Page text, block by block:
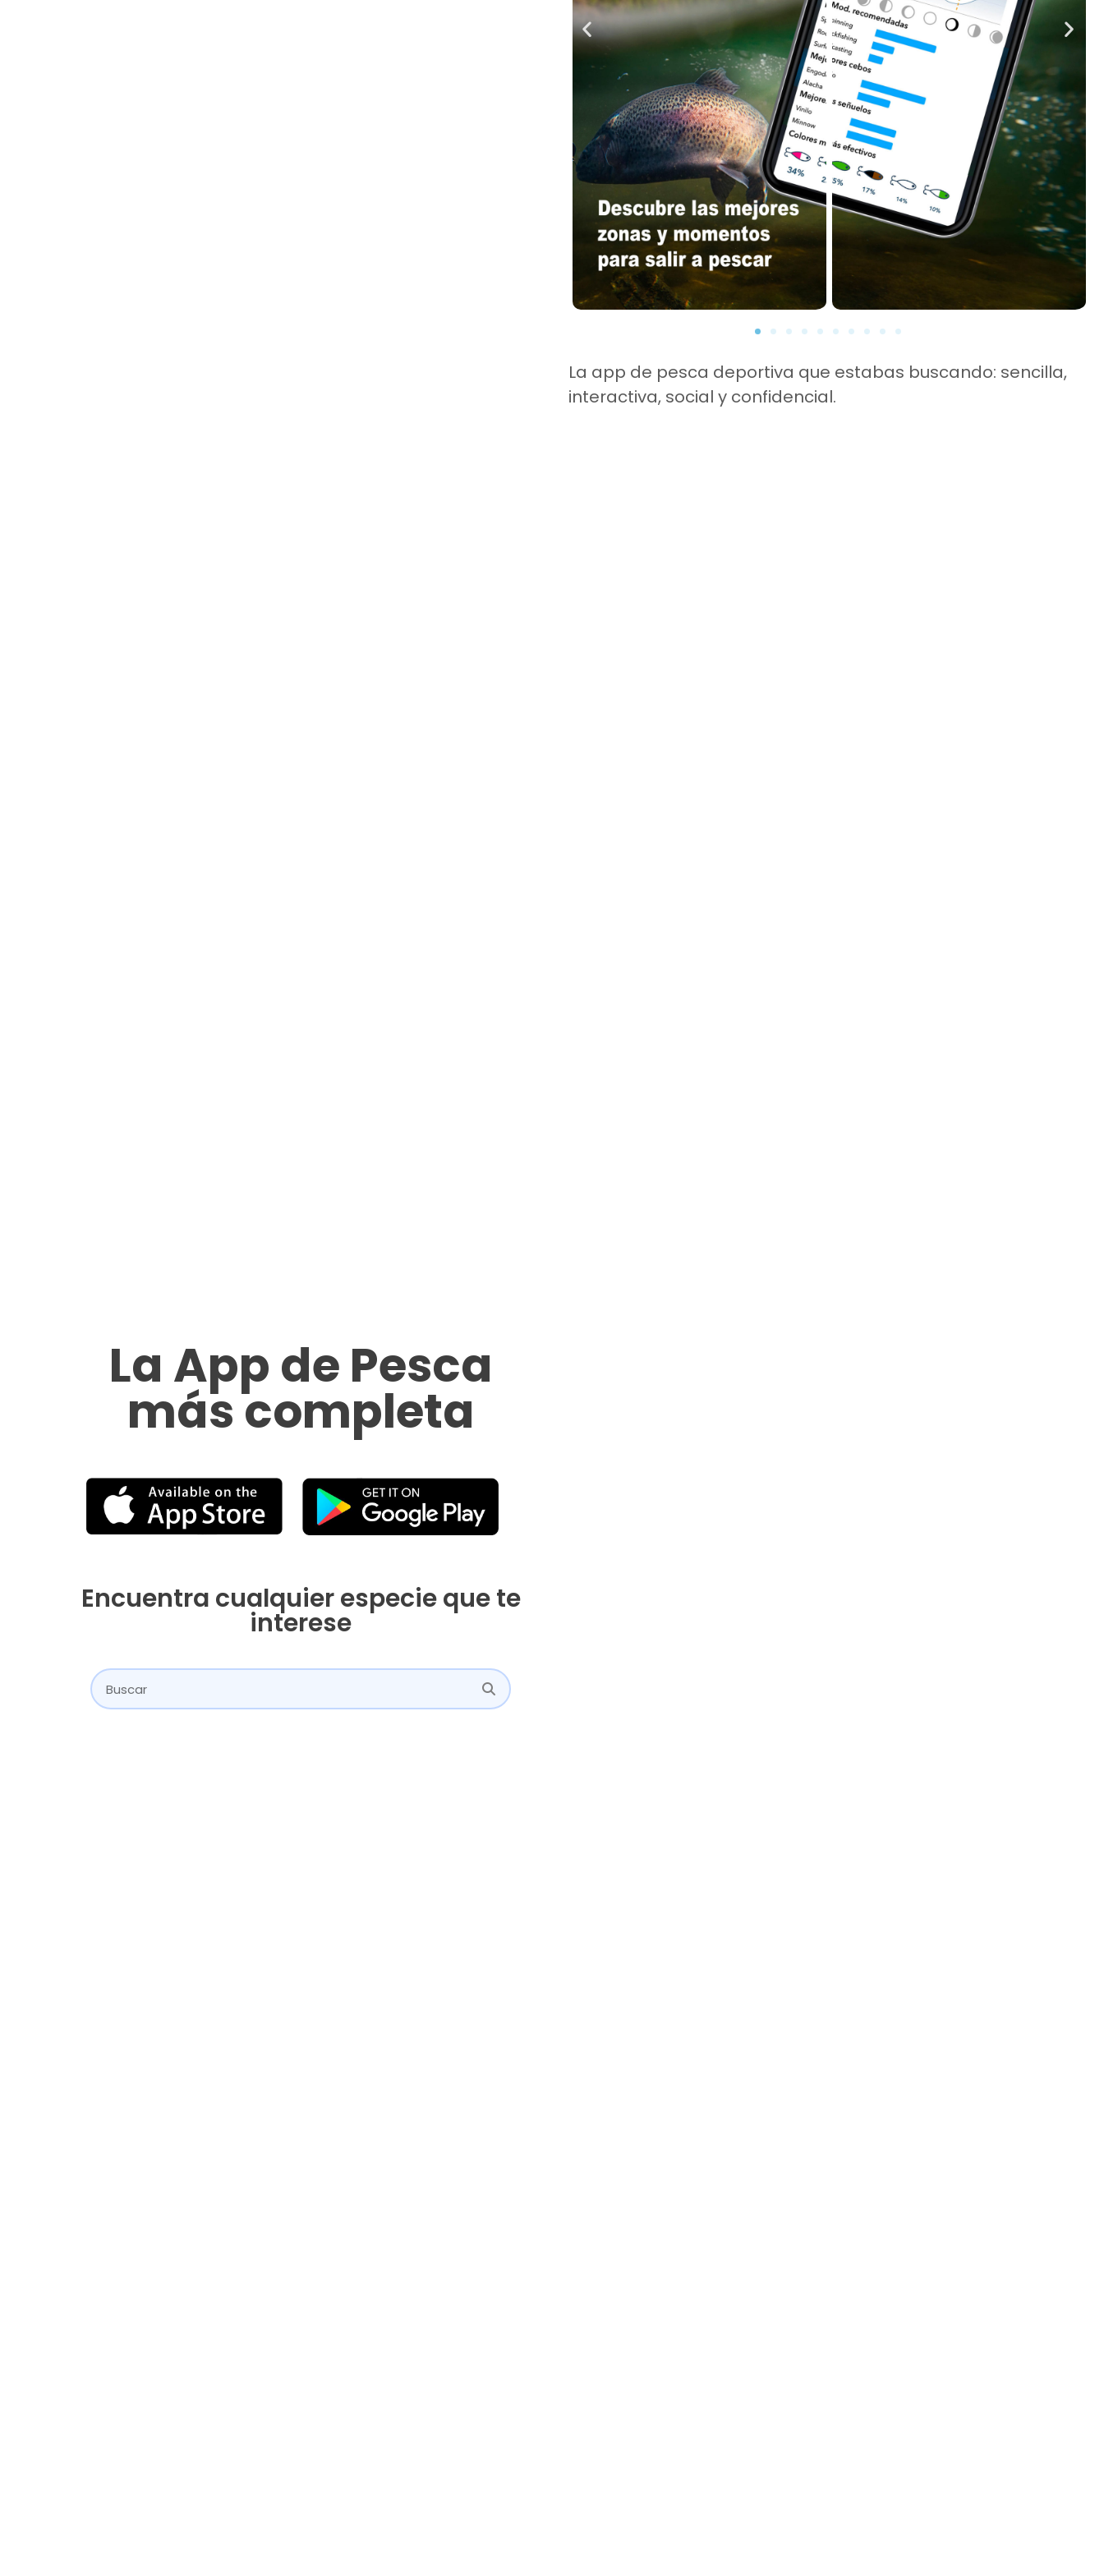
La App de Pesca
más completa
Encuentra cualquier especie que te
interese
La app de pesca deportiva que estabas buscando: sencilla,
interactiva, social y confidencial.